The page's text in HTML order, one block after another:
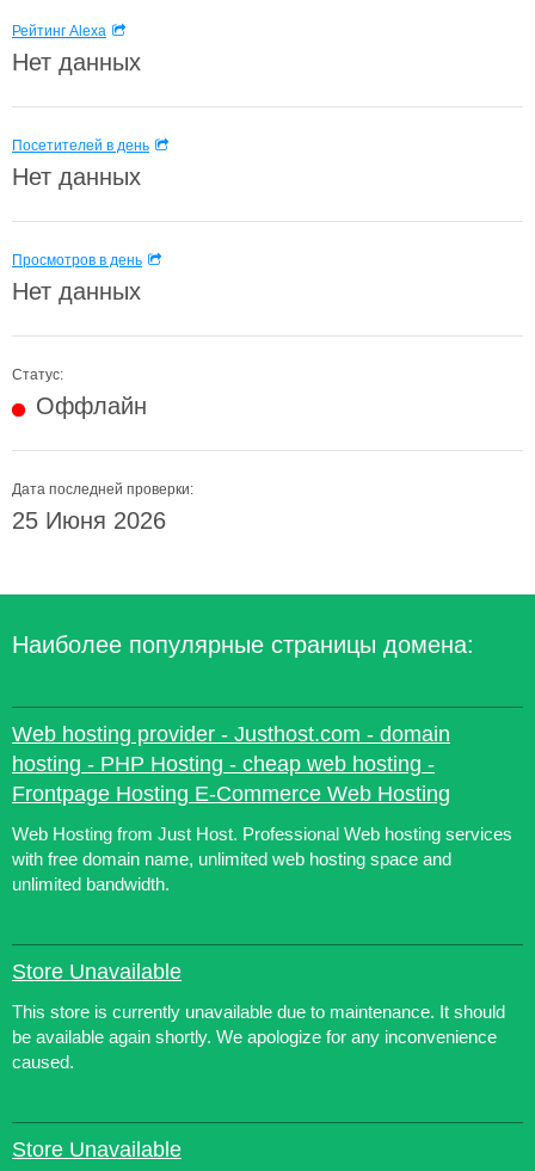
Рейтинг Alexa
Нет данных
Посетителей в день
Нет данных
Просмотров в день
Нет данных
Статус:
Оффлайн
Дата последней проверки:
25 Июня 2026
Наиболее популярные страницы домена:
Web hosting provider - Justhost.com - domain
hosting - PHP Hosting - cheap web hosting -
Frontpage Hosting E-Commerce Web Hosting
Web Hosting from Just Host. Professional Web hosting services
with free domain name, unlimited web hosting space and
unlimited bandwidth.
Store Unavailable
This store is currently unavailable due to maintenance. It should
be available again shortly. We apologize for any inconvenience
caused.
Store Unavailable